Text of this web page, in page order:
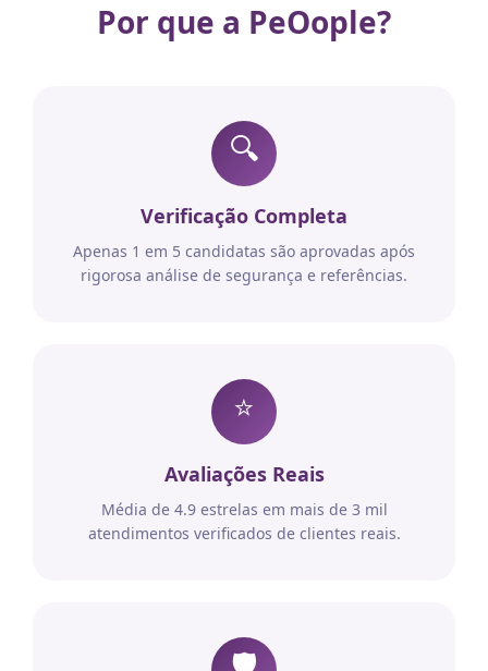
Por que a PeOople?
🔍
Verificação Completa
Apenas 1 em 5 candidatas são aprovadas após
rigorosa análise de segurança e referências.
⭐
Avaliações Reais
Média de 4.9 estrelas em mais de 3 mil
atendimentos verificados de clientes reais.